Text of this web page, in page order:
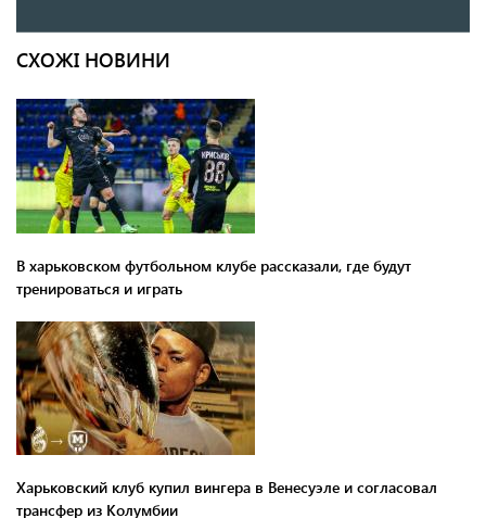
СХОЖІ НОВИНИ
В харьковском футбольном клубе рассказали, где будут
тренироваться и играть
Харьковский клуб купил вингера в Венесуэле и согласовал
трансфер из Колумбии